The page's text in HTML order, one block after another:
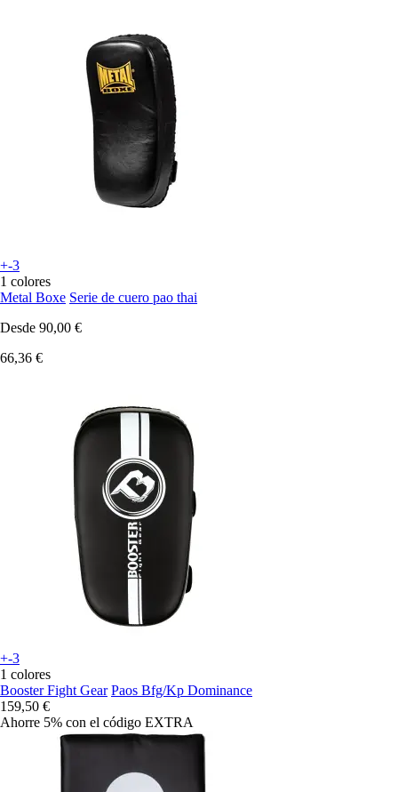
+-3
1 colores
Metal Boxe Serie de cuero pao thai
Desde 90,00 €
66,36 €
+-3
1 colores
Booster Fight Gear Paos Bfg/Kp Dominance
159,50 €
Ahorre 5% con el código EXTRA